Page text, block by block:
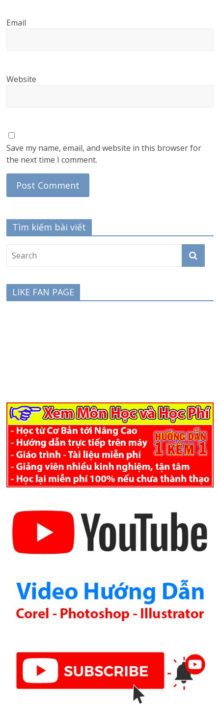
Email
Website
Save my name, email, and website in this browser for
the next time I comment.
Tìm kiếm bài viết
LIKE FAN PAGE